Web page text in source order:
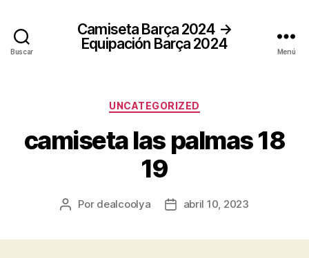
Buscar
Camiseta Barça 2024 →
Equipación Barça 2024
Menú
Categorías
UNCATEGORIZED
camiseta las palmas 18
19
Autor
Por dealcoolya
Fechaabril 10, 2023